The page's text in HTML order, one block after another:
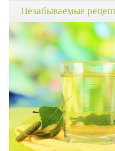
Незабываемые